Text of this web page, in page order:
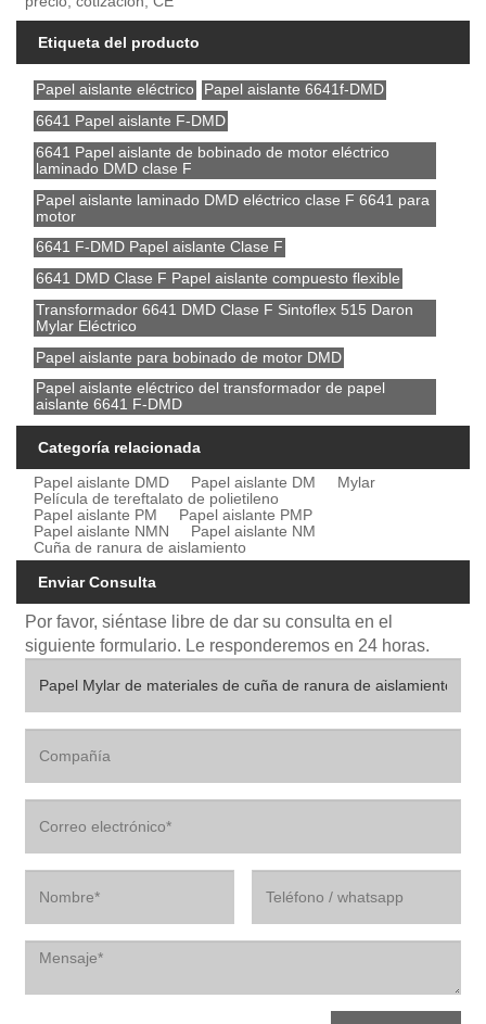
Etiqueta del producto
Papel aislante eléctrico
Papel aislante 6641f-DMD
6641 Papel aislante F-DMD
6641 Papel aislante de bobinado de motor eléctrico
laminado DMD clase F
Papel aislante laminado DMD eléctrico clase F 6641 para
motor
6641 F-DMD Papel aislante Clase F
6641 DMD Clase F Papel aislante compuesto flexible
Transformador 6641 DMD Clase F Sintoflex 515 Daron
Mylar Eléctrico
Papel aislante para bobinado de motor DMD
Papel aislante eléctrico del transformador de papel
aislante 6641 F-DMD
Categoría relacionada
Papel aislante DMD
Papel aislante DM
Mylar
Película de tereftalato de polietileno
Papel aislante PM
Papel aislante PMP
Papel aislante NMN
Papel aislante NM
Cuña de ranura de aislamiento
Enviar Consulta
Por favor, siéntase libre de dar su consulta en el
siguiente formulario. Le responderemos en 24 horas.